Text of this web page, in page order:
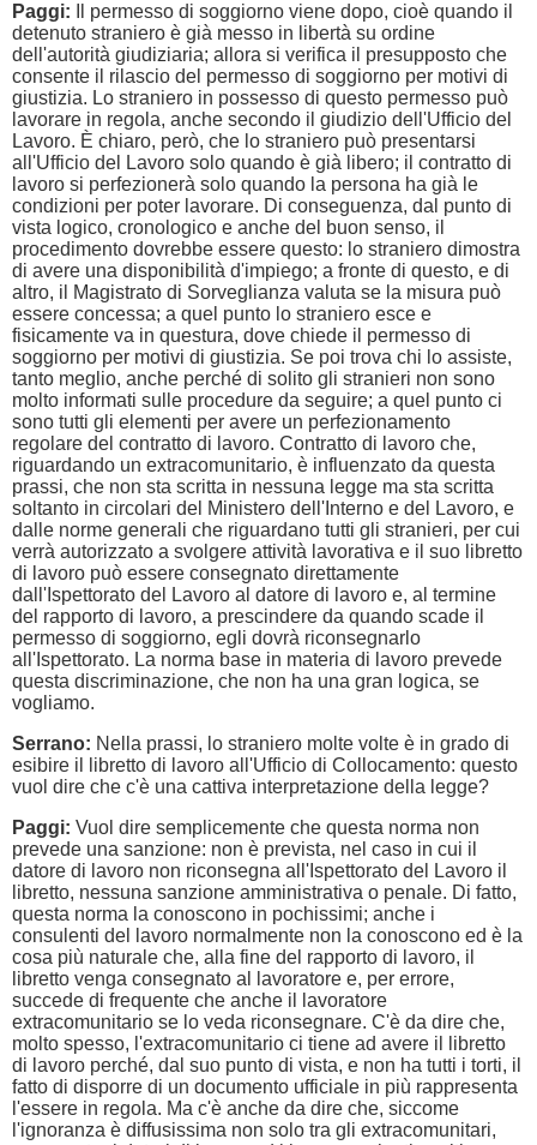
Paggi: Il permesso di soggiorno viene dopo, cioè quando il
detenuto straniero è già messo in libertà su ordine
dell'autorità giudiziaria; allora si verifica il presupposto che
consente il rilascio del permesso di soggiorno per motivi di
giustizia. Lo straniero in possesso di questo permesso può
lavorare in regola, anche secondo il giudizio dell'Ufficio del
Lavoro. È chiaro, però, che lo straniero può presentarsi
all'Ufficio del Lavoro solo quando è già libero; il contratto di
lavoro si perfezionerà solo quando la persona ha già le
condizioni per poter lavorare. Di conseguenza, dal punto di
vista logico, cronologico e anche del buon senso, il
procedimento dovrebbe essere questo: lo straniero dimostra
di avere una disponibilità d'impiego; a fronte di questo, e di
altro, il Magistrato di Sorveglianza valuta se la misura può
essere concessa; a quel punto lo straniero esce e
fisicamente va in questura, dove chiede il permesso di
soggiorno per motivi di giustizia. Se poi trova chi lo assiste,
tanto meglio, anche perché di solito gli stranieri non sono
molto informati sulle procedure da seguire; a quel punto ci
sono tutti gli elementi per avere un perfezionamento
regolare del contratto di lavoro. Contratto di lavoro che,
riguardando un extracomunitario, è influenzato da questa
prassi, che non sta scritta in nessuna legge ma sta scritta
soltanto in circolari del Ministero dell'Interno e del Lavoro, e
dalle norme generali che riguardano tutti gli stranieri, per cui
verrà autorizzato a svolgere attività lavorativa e il suo libretto
di lavoro può essere consegnato direttamente
dall'Ispettorato del Lavoro al datore di lavoro e, al termine
del rapporto di lavoro, a prescindere da quando scade il
permesso di soggiorno, egli dovrà riconsegnarlo
all'Ispettorato. La norma base in materia di lavoro prevede
questa discriminazione, che non ha una gran logica, se
vogliamo.
Serrano: Nella prassi, lo straniero molte volte è in grado di
esibire il libretto di lavoro all'Ufficio di Collocamento: questo
vuol dire che c'è una cattiva interpretazione della legge?
Paggi: Vuol dire semplicemente che questa norma non
prevede una sanzione: non è prevista, nel caso in cui il
datore di lavoro non riconsegna all'Ispettorato del Lavoro il
libretto, nessuna sanzione amministrativa o penale. Di fatto,
questa norma la conoscono in pochissimi; anche i
consulenti del lavoro normalmente non la conoscono ed è la
cosa più naturale che, alla fine del rapporto di lavoro, il
libretto venga consegnato al lavoratore e, per errore,
succede di frequente che anche il lavoratore
extracomunitario se lo veda riconsegnare. C'è da dire che,
molto spesso, l'extracomunitario ci tiene ad avere il libretto
di lavoro perché, dal suo punto di vista, e non ha tutti i torti, il
fatto di disporre di un documento ufficiale in più rappresenta
l'essere in regola. Ma c'è anche da dire che, siccome
l'ignoranza è diffusissima non solo tra gli extracomunitari,